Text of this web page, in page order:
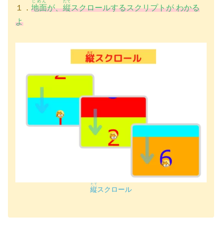
１． 地面
じめん
が、縦
たて
スクロールするスクリプトが わかる
よ
縦
たて
スクロール